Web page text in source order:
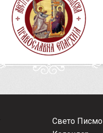
Свето Писмо